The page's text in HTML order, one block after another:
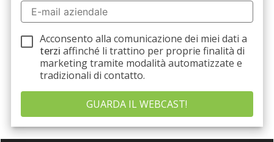
Acconsento alla comunicazione dei miei dati a
terzi affinché li trattino per proprie finalità di
marketing tramite modalità automatizzate e
tradizionali di contatto.